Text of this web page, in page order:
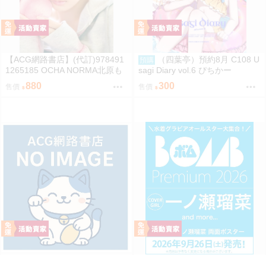
【ACG網路書店】(代訂)978491
1265185 OCHA NORMA北原も
も 寫真集「もももてぃーん。」
售價 880
預購
（四葉亭）預約8月 C108 U
sagi Diary vol.6 ぴちかー
售價 300